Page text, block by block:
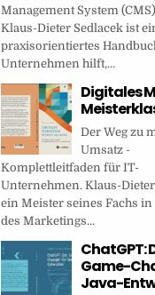
Management System
Klaus-Dieter Sedlacek ist
praxisorientiertes
Unternehmen hilft,...
Digitales
Der Weg zu
Umsatz -
Komplettleitfaden für IT-
Unternehmen. Klaus-Dieter
ein Meister seines Fachs in
des Marketings...
ChatGPT:
Game-
Java-